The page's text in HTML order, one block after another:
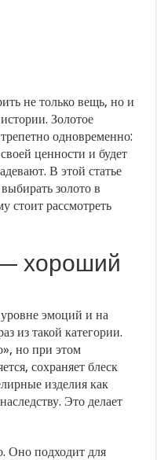
не только вещь, но и
Золотое
одновременно:
ценности и будет
В этой статье
золото в
стоит рассмотреть
хороший
эмоций и на
из такой категории.
но при этом
сохраняет блеск
изделия как
Это делает
Оно подходит для